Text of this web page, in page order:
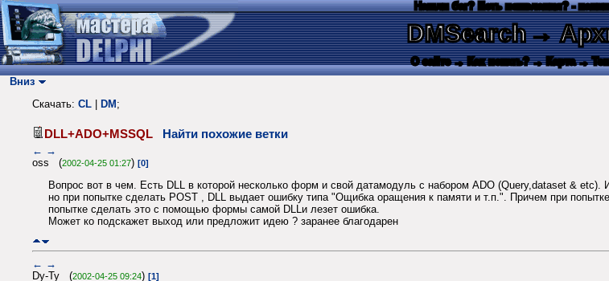
Нашли баг? Есть пожелания? -
DMSearch→
О сайте → Как искать? → Карта →
Вниз
Скачать: CL DM ;
DLL+ADO+MSSQL Найти похожие ветки
← →
oss (2002-04-25 01:27) [0]
Вопрос вот в чем. Есть DLL в которой несколько форм и свой датамодуль с набором ADO (Query,dataset & etc).
но при попытке сделать POST , DLL выдает ошибку типа "Ощибка оращения к памяти и т.п.". Причем при
попытке сделать это с помощью формы самой DLLи лезет ошибка.
Может ко подскажет выход или предложит идею ? заранее благодарен
← →
Dy-Ty (2002-04-25 09:24) [1]